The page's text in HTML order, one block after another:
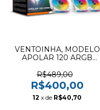
VENTOINHA, MODELO
APOLAR 120 ARGB
EAN.4710483776847
R$489,00
R$400,00
12 x de R$40,70